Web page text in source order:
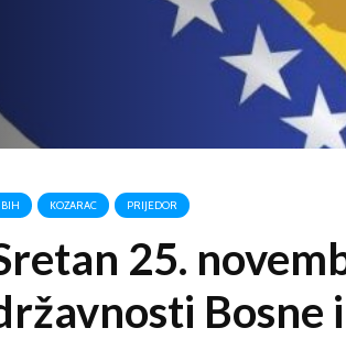
BIH KOZARAC PRIJEDOR
25.
Bosne